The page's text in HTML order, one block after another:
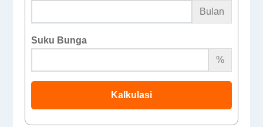
Bulan
Suku Bunga
%
Kalkulasi